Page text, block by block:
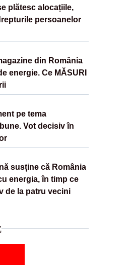
plătesc alocațiile,
persoanelor
din România
energie. Ce MĂSURI
pe tema
Vot decisiv în
susține că România
energia, în timp ce
de la patru vecini